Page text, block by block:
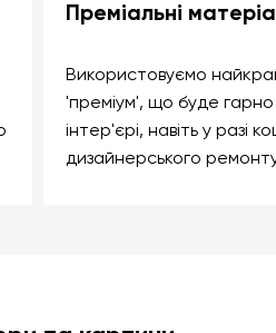
Преміальні
Використовуємо
'преміум', що буде
інтер'єрі, навіть у разі
дизайнерського